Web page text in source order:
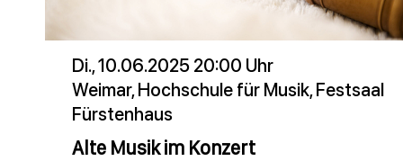
Di., 10.06.2025 20:00 Uhr
Weimar, Hochschule für Musik, Festsaal
Fürstenhaus
Alte Musik im Konzert